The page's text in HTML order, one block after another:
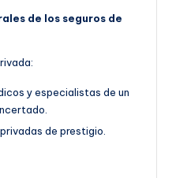
de los seguros de
y especialistas de un
de prestigio.